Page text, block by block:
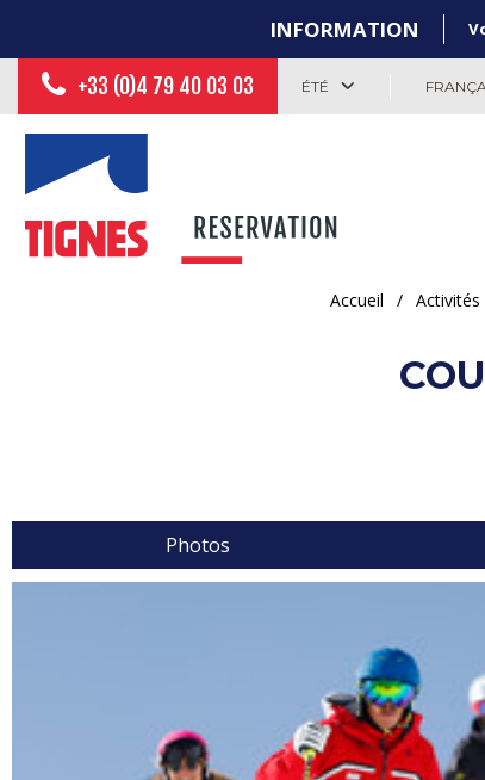
INFORMATION
+33 (0)4 79 40 03 03 ÉTÉ
Accueil / Activités
Photos